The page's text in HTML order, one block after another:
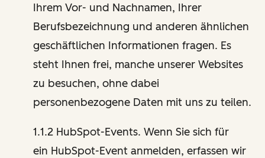
Ihrem Vor- und Nachnamen, Ihrer
Berufsbezeichnung und anderen ähnlichen
geschäftlichen Informationen fragen. Es
steht Ihnen frei, manche unserer Websites
zu besuchen, ohne dabei
personenbezogene Daten mit uns zu teilen.
1.1.2 HubSpot-Events. Wenn Sie sich für
ein HubSpot-Event anmelden, erfassen wir